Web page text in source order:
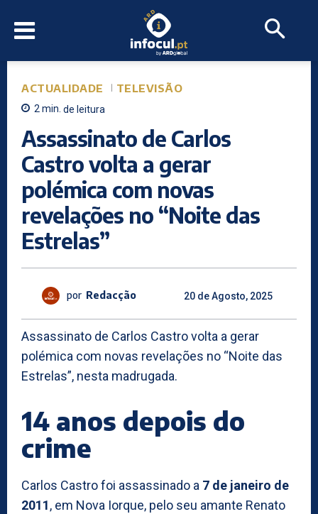
ACTUALIDADE TELEVISÃO
2min. de leitura
Assassinato de Carlos
Castro volta a gerar
polémica com novas
revelações no “Noite das
Estrelas”
por Redacção 20 de Agosto, 2025
Assassinato de Carlos Castro volta a gerar
polémica com novas revelações no “Noite das
Estrelas”, nesta madrugada.
14 anos depois do
crime
Carlos Castro foi assassinado a 7 de janeiro de
2011, em Nova Iorque, pelo seu amante Renato